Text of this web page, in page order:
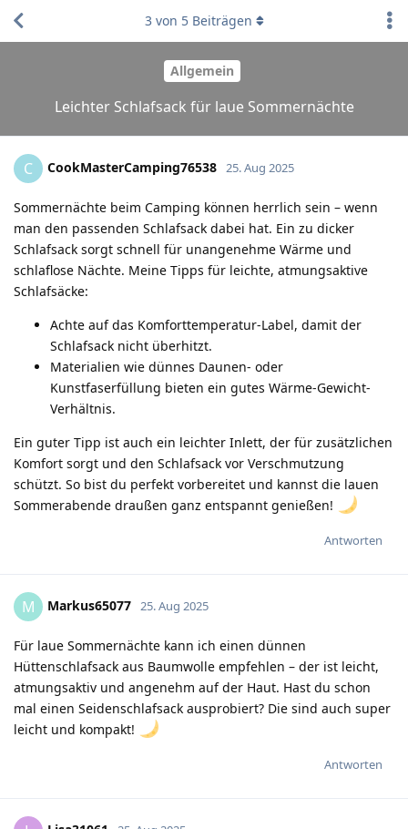
Allgemein
Leichter Schlafsack für laue Sommernächte
3 von 5Beiträgen
C CookMasterCamping76538 25. Aug 2025
Sommernächte beim Camping können herrlich sein – wenn
man den passenden Schlafsack dabei hat. Ein zu dicker
Schlafsack sorgt schnell für unangenehme Wärme und
schlaflose Nächte. Meine Tipps für leichte, atmungsaktive
Schlafsäcke:
Achte auf das Komforttemperatur-Label, damit der
Schlafsack nicht überhitzt.
Materialien wie dünnes Daunen- oder
Kunstfaserfüllung bieten ein gutes Wärme-Gewicht-
Verhältnis.
Ein guter Tipp ist auch ein leichter Inlett, der für zusätzlichen
Komfort sorgt und den Schlafsack vor Verschmutzung
schützt. So bist du perfekt vorbereitet und kannst die lauen
Sommerabende draußen ganz entspannt genießen!
Antworten
M Markus65077 25. Aug 2025
Für laue Sommernächte kann ich einen dünnen
Hüttenschlafsack aus Baumwolle empfehlen – der ist leicht,
atmungsaktiv und angenehm auf der Haut. Hast du schon
mal einen Seidenschlafsack ausprobiert? Die sind auch super
leicht und kompakt!
Antworten